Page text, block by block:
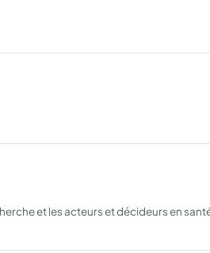
et les acteurs et décideurs en